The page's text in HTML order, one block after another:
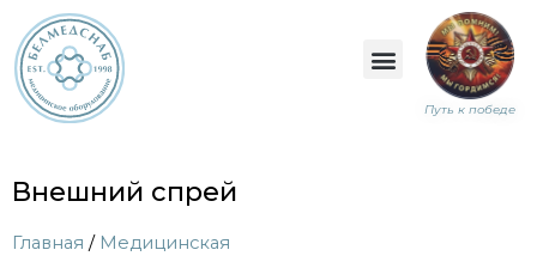
Путь к победе
Внешний спрей
Главная / Медицинская